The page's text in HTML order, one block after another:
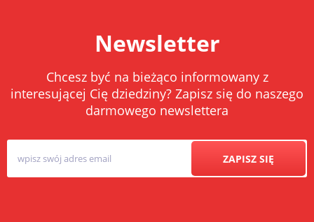
Newsletter
Chcesz być na bieżąco informowany z
interesującej Cię dziedziny? Zapisz się do naszego
darmowego newslettera
ZAPISZ SIĘ